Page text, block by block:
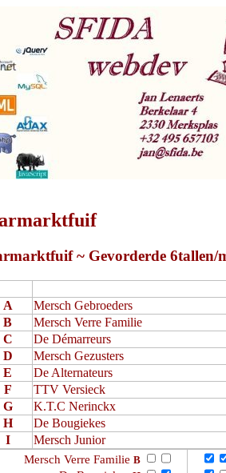
~ Gevorderde 6tallen/
A
Mersch Gebroeders
B
Mersch Verre Familie
C
De Démarreurs
D
Mersch Gezusters
E
De Alternateurs
F
TTV Versieck
G
K.T.C Nerinckx
H
De Bougiekes
I
Mersch Junior
Mersch Verre Familie B